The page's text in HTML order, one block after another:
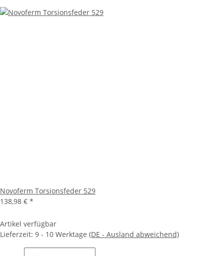
Novoferm Torsionsfeder 529
138,98 € *
Artikel verfügbar
Lieferzeit: 9 - 10 Werktage (DE - Ausland abweichend)